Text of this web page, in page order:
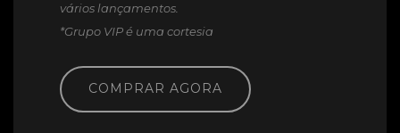
vários lançamentos.
*Grupo VIP é uma cortesia
COMPRAR AGORA